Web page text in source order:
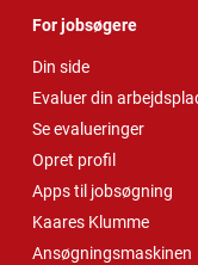
For jobsøgere
Din side
Evaluer din
Se evalueringer
Opret profil
Apps til jobsøgning
Kaares Klumme
Ansøgningsmaskinen